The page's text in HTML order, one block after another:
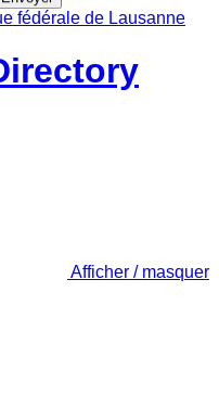
Afficher / masquer